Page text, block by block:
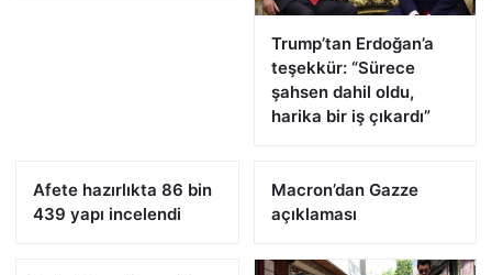
Trump’tan Erdoğan’a
teşekkür: “Sürece
şahsen dahil oldu,
harika bir iş çıkardı”
Afete hazırlıkta 86 bin
439 yapı incelendi
Macron’dan Gazze
açıklaması